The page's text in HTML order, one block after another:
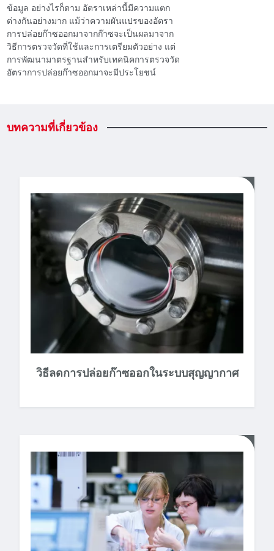
ข้อมูล อย่างไรก็ตาม อัตราเหล่านี้มีความแตก
ต่างกันอย่างมาก แม้ว่าความผันแปรของอัตรา
การปล่อยก๊าซออกมาจากก๊าซจะเป็นผลมาจาก
วิธีการตรวจวัดที่ใช้และการเตรียมตัวอย่าง แต่
การพัฒนามาตรฐานสําหรับเทคนิคการตรวจวัด
อัตราการปล่อยก๊าซออกมาจะมีประโยชน์
บทความที่เกี่ยวข้อง
วิธีลดการปล่อยก๊าซออกในระบบสุญญากาศ